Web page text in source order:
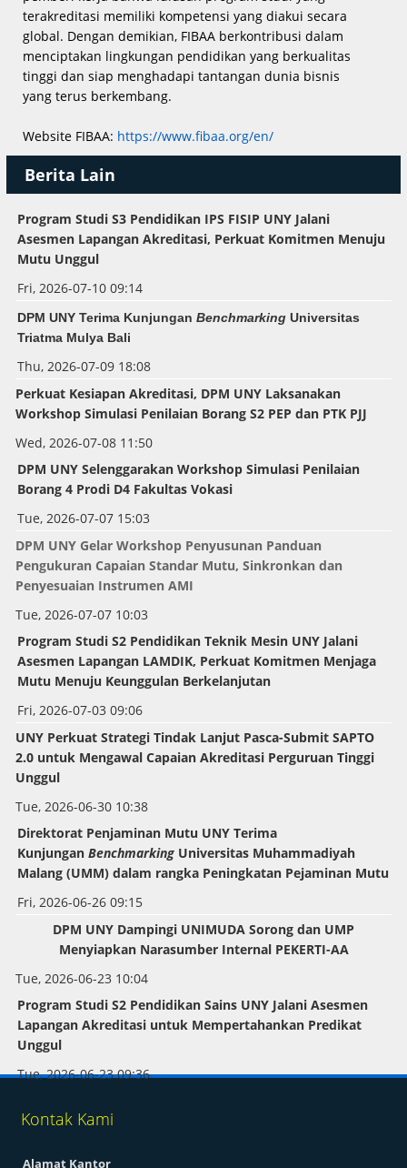
terakreditasi memiliki kompetensi yang diakui secara
global. Dengan demikian, FIBAA berkontribusi dalam
menciptakan lingkungan pendidikan yang berkualitas
tinggi dan siap menghadapi tantangan dunia bisnis
yang terus berkembang.
Website FIBAA: https://www.fibaa.org/en/
Berita Lain
Program Studi S3 Pendidikan IPS FISIP UNY Jalani
Asesmen Lapangan Akreditasi, Perkuat Komitmen Menuju
Mutu Unggul
Fri, 2026-07-10 09:14
DPM UNY Terima Kunjungan Benchmarking Universitas
Triatma Mulya Bali
Thu, 2026-07-09 18:08
Perkuat Kesiapan Akreditasi, DPM UNY Laksanakan
Workshop Simulasi Penilaian Borang S2 PEP dan PTK PJJ
Wed, 2026-07-08 11:50
DPM UNY Selenggarakan WorkshopSimulasi Penilaian
Borang 4 Prodi D4 Fakultas Vokasi
Tue, 2026-07-07 15:03
DPM UNY Gelar Workshop Penyusunan Panduan
Pengukuran Capaian Standar Mutu, Sinkronkan dan
Penyesuaian Instrumen AMI
Tue, 2026-07-07 10:03
Program Studi S2 Pendidikan Teknik Mesin UNY Jalani
Asesmen Lapangan LAMDIK, Perkuat Komitmen Menjaga
Mutu Menuju Keunggulan Berkelanjutan
Fri, 2026-07-03 09:06
UNY Perkuat Strategi Tindak Lanjut Pasca-Submit SAPTO
2.0 untuk Mengawal Capaian Akreditasi Perguruan Tinggi
Unggul
Tue, 2026-06-30 10:38
Direktorat Penjaminan Mutu UNY Terima
Kunjungan BenchmarkingUniversitas Muhammadiyah
Malang (UMM) dalam rangka Peningkatan Pejaminan Mutu
Fri, 2026-06-26 09:15
DPM UNY Dampingi UNIMUDA Sorong dan UMP
Menyiapkan Narasumber Internal PEKERTI-AA
Tue, 2026-06-23 10:04
Program Studi S2 Pendidikan Sains UNY Jalani Asesmen
Lapangan Akreditasi untuk Mempertahankan Predikat
Unggul
Tue, 2026-06-23 09:36
Kontak Kami
Alamat Kantor